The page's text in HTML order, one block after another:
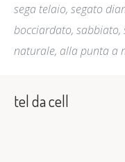
sega telaio, segato
bocciardato, sabbiato,
naturale, alla punta a
tel da cell